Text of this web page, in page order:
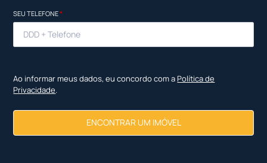
SEU TELEFONE*
Ao informar meus dados, eu concordo com a Política de
Privacidade.
ENCONTRAR UM IMÓVEL